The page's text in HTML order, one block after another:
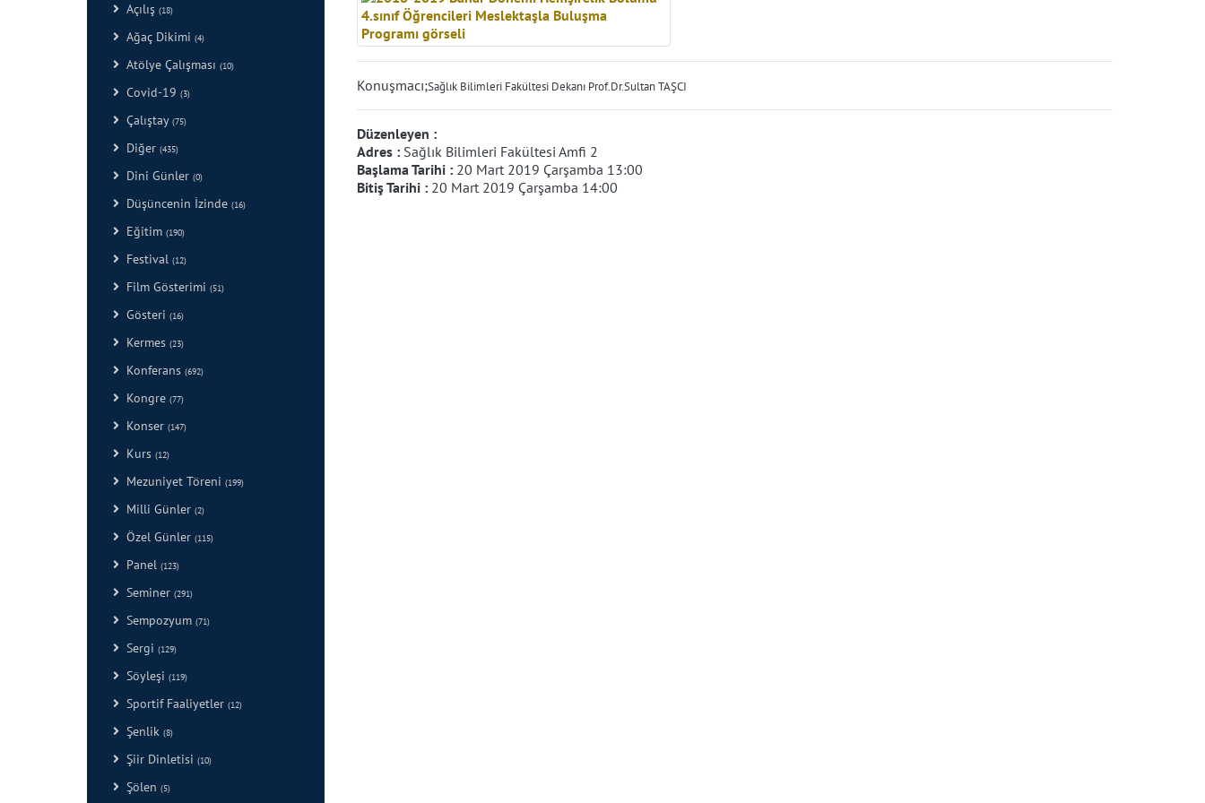
Açılış (18)
Ağaç Dikimi (4)
Atölye Çalışması (10)
Covid-19 (3)
Çalıştay (75)
Diğer (435)
Dini Günler (0)
Düşüncenin İzinde (16)
Eğitim (190)
Festival (12)
Film Gösterimi (51)
Gösteri (16)
Kermes (23)
Konferans (692)
Kongre (77)
Konser (147)
Kurs (12)
Mezuniyet Töreni (199)
Milli Günler (2)
Özel Günler (115)
Panel (123)
Seminer (291)
Sempozyum (71)
Sergi (129)
Söyleşi (119)
Sportif Faaliyetler (12)
Şenlik (8)
Şiir Dinletisi (10)
Şölen (5)
Konuşmacı;Sağlık Bilimleri Fakültesi Dekanı Prof.Dr.Sultan TAŞCI
Düzenleyen :
Adres : Sağlık Bilimleri Fakültesi Amfi 2
Başlama Tarihi : 20 Mart 2019 Çarşamba 13:00
Bitiş Tarihi : 20 Mart 2019 Çarşamba 14:00